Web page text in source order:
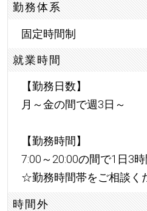
勤務体系
固定時間制
就業時間
【勤務日数】
月～金の間で週3日～
【勤務時間】
7:00～20:00の間で1日3時
☆勤務時間帯をご相談く
時間外